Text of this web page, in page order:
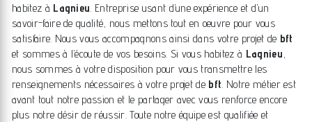
habitez à Lagnieu. Entreprise usant d’une expérience et d’un
savoir-faire de qualité, nous mettons tout en oeuvre pour vous
satisfaire. Nous vous accompagnons ainsi dans votre projet de bft
et sommes à l’écoute de vos besoins. Si vous habitez à Lagnieu,
nous sommes à votre disposition pour vous transmettre les
renseignements nécessaires à votre projet de bft. Notre métier est
avant tout notre passion et le partager avec vous renforce encore
plus notre désir de réussir. Toute notre équipe est qualifiée et